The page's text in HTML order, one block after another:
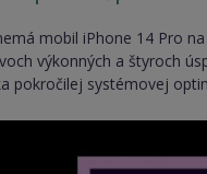
mobil iPhone 14 Pro
výkonných a štyroch
pokročilej systémovej